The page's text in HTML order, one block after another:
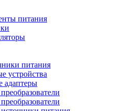
питания
питания
устройства
адаптеры